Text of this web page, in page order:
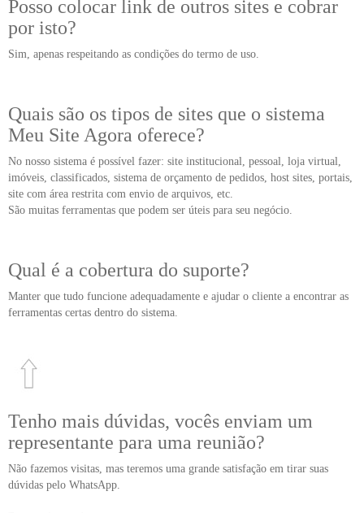
Posso colocar link de outros sites e cobrar
por isto?
Sim, apenas respeitando as condições do termo de uso.
Quais são os tipos de sites que o sistema
Meu Site Agora oferece?
No nosso sistema é possível fazer: site institucional, pessoal, loja virtual,
imóveis, classificados, sistema de orçamento de pedidos, host sites, portais,
site com área restrita com envio de arquivos, etc.
São muitas ferramentas que podem ser úteis para seu negócio.
Qual é a cobertura do suporte?
Manter que tudo funcione adequadamente e ajudar o cliente a encontrar as
ferramentas certas dentro do sistema.
Tenho mais dúvidas, vocês enviam um
representante para uma reunião?
Não fazemos visitas, mas teremos uma grande satisfação em tirar suas
dúvidas pelo WhatsApp.